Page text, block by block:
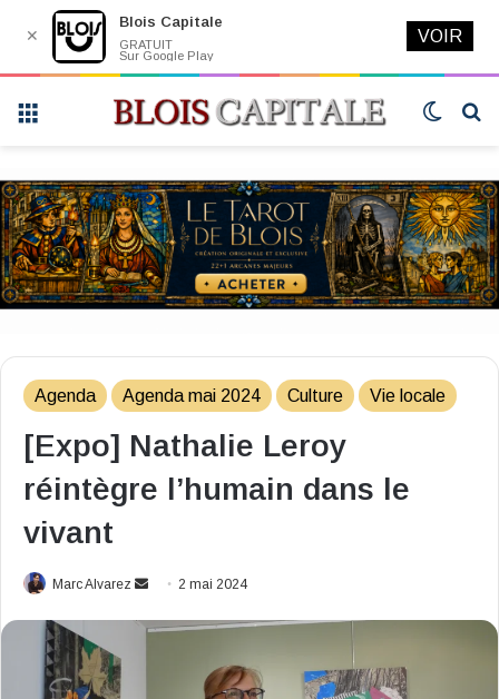
Switch
Agenda Agenda mai 2024 Culture Vie locale
[Expo] Nathalie Leroy
réintègre l’humain dans le
vivant
Marc Alvarez
Envoyer
courriel
2 mai 2024
✕
Blois Capitale
GRATUIT
Sur Google Play
VOIR